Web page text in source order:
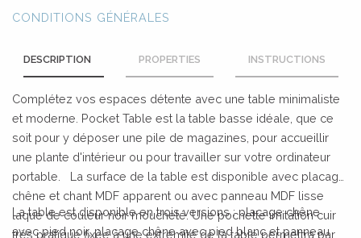
CONDITIONS GÉNÉRALES
DESCRIPTION PROPERTIES INSTRUCTIONS
Complétez vos espaces détente avec une table minimaliste
et moderne. Pocket Table est la table basse idéale, que ce
soit pour y déposer une pile de magazines, pour accueillir
une plante d'intérieur ou pour travailler sur votre ordinateur
portable. La surface de la table est disponible avec placage
chêne et chant MDF apparent ou avec panneau MDF lisse
laqué de couleur noir moucheté. Une pochette imitation cuir
très pratique fixée à une extrémité de la table permettra par
La table est disponible en trois versions : placage chêne
avec pied noir, placage chêne avec pied blanc et panneau